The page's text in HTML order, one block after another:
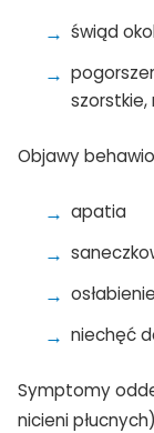
świąd
Objawy
apatia
osłabienie
niechęć
Symptomy
nicieni płucnych)